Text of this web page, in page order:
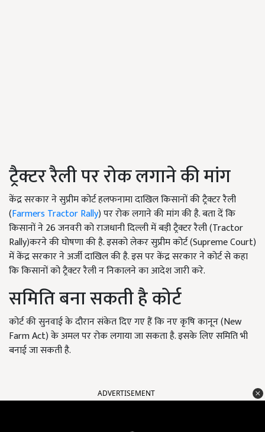
ट्रैक्टर रैली पर रोक लगाने की मांग
केंद्र सरकार ने सुप्रीम कोर्ट हलफनामा दाखिल किसानों की ट्रैक्टर रैली
(Farmers Tractor Rally) पर रोक लगाने की मांग की है. बता दें कि
किसानों ने 26 जनवरी को राजधानी दिल्ली में बड़ी ट्रैक्टर रैली (Tractor
Rally)करने की घोषणा की है. इसको लेकर सुप्रीम कोर्ट (Supreme Court)
में केंद्र सरकार ने अर्जी दाखिल की है. इस पर केंद्र सरकार ने कोर्ट से कहा
कि किसानों को ट्रैक्टर रैली न निकालने का आदेश जारी करे.
समिति बना सकती है कोर्ट
कोर्ट की सुनवाई के दौरान संकेत दिए गए हैं कि नए कृषि कानून (New
Farm Act) के अमल पर रोक लगाया जा सकता है. इसके लिए समिति भी
बनाई जा सकती है.
ADVERTISEMENT